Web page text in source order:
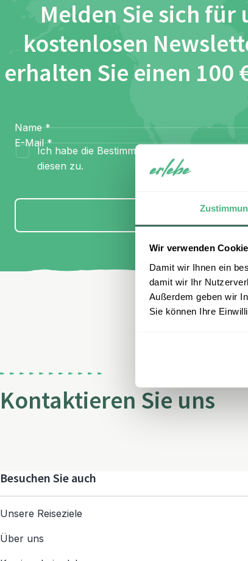
Wir verwenden
Damit wir Ihnen ein
damit wir Ihr
Außerdem geben wir
Sie können Ihre
Melden Sie sich für
kostenlosen
erhalten Sie einen 100
Name *
E-Mail *
Ich habe die Bestimmungen zum
diesen zu.
Anmelden
Kontaktieren Sie uns
Besuchen Sie auch
Unsere Reiseziele
Über uns